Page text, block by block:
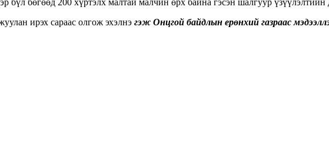
ирэх сараас олгож эхэлнэ гэж Онцгой байдлын ерөнхий газраас